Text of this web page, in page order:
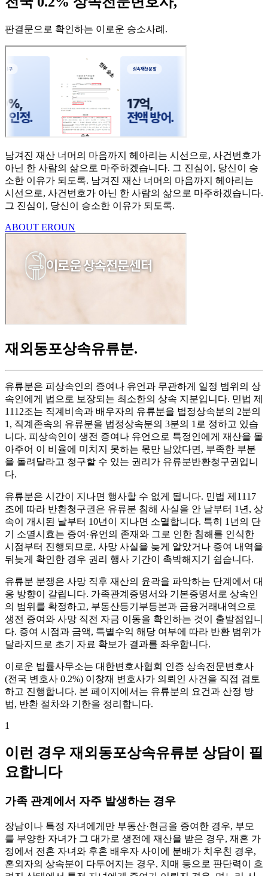
판결문으로 확인하는 이로운 승소사례 .
남겨진 재산 너머의 마음까지 헤아리는 시선으로, 사건번호가
아닌 한 사람의 삶으로 마주하겠습니다. 그 진심이, 당신이 승
소한 이유가 되도록. 남겨진 재산 너머의 마음까지 헤아리는
시선으로, 사건번호가 아닌 한 사람의 삶으로 마주하겠습니다.
그 진심이, 당신이 승소한 이유가 되도록.
ABOUT EROUN
재외동포상속유류분.
유류분은 피상속인의 증여나 유언과 무관하게 일정 범위의 상
속인에게 법으로 보장되는 최소한의 상속 지분입니다. 민법 제
1112조는 직계비속과 배우자의 유류분을 법정상속분의 2분의
1, 직계존속의 유류분을 법정상속분의 3분의 1로 정하고 있습
니다. 피상속인이 생전 증여나 유언으로 특정인에게 재산을 몰
아주어 이 비율에 미치지 못하는 몫만 남았다면, 부족한 부분
을 돌려달라고 청구할 수 있는 권리가 유류분반환청구권입니
다.
유류분은 시간이 지나면 행사할 수 없게 됩니다. 민법 제1117
조에 따라 반환청구권은 유류분 침해 사실을 안 날부터 1년, 상
속이 개시된 날부터 10년이 지나면 소멸합니다. 특히 1년의 단
기 소멸시효는 증여·유언의 존재와 그로 인한 침해를 인식한
시점부터 진행되므로, 사망 사실을 늦게 알았거나 증여 내역을
뒤늦게 확인한 경우 권리 행사 기간이 촉박해지기 쉽습니다.
유류분 분쟁은 사망 직후 재산의 윤곽을 파악하는 단계에서 대
응 방향이 갈립니다. 가족관계증명서와 기본증명서로 상속인
의 범위를 확정하고, 부동산등기부등본과 금융거래내역으로
생전 증여와 사망 직전 자금 이동을 확인하는 것이 출발점입니
다. 증여 시점과 금액, 특별수익 해당 여부에 따라 반환 범위가
달라지므로 초기 자료 확보가 결과를 좌우합니다.
이로운 법률사무소는 대한변호사협회 인증 상속전문변호사
(전국 변호사 0.2%) 이창재 변호사가 의뢰인 사건을 직접 검토
하고 진행합니다. 본 페이지에서는 유류분의 요건과 산정 방
법, 반환 절차와 기한을 정리합니다.
1
이런 경우 재외동포상속유류분 상담이 필
요합니다
가족 관계에서 자주 발생하는 경우
장남이나 특정 자녀에게만 부동산·현금을 증여한 경우, 부모
를 부양한 자녀가 그 대가로 생전에 재산을 받은 경우, 재혼 가
정에서 전혼 자녀와 후혼 배우자 사이에 분배가 치우친 경우,
혼외자의 상속분이 다투어지는 경우, 치매 등으로 판단력이 흐